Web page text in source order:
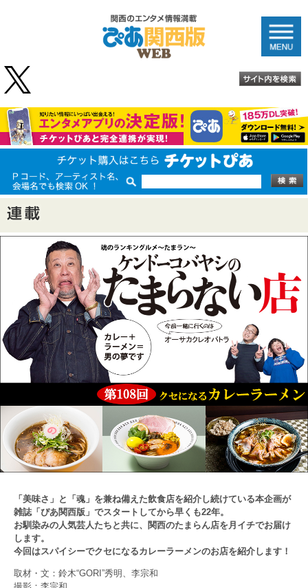
「美味さ」と「魂」を兼ね備えた飲食店を紹介し続けている本企画が
雑誌「ぴあ関西版」でスタートしてから早くも22年。
お馴染みの人気芸人たちと共に、関西のたまらん店を月イチでお届け
します。
今回はスパイシーでクセになるカレーラーメンのお店を紹介します！
取材・文：鈴木“GORI”秀明、李宗和